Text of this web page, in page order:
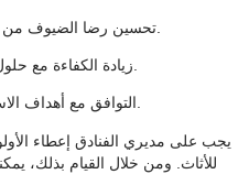
التوافق مع أهداف الاستدامة وتقليل النفايات.
يجب على مديري الفنادق إعطاء
للأثاث. ومن خلال القيام بذلك،